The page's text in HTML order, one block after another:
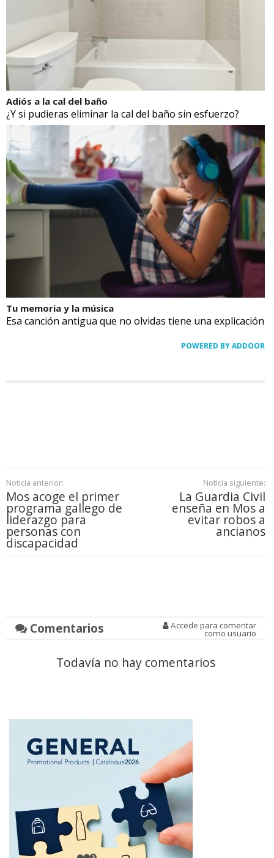
Adiós a la cal del baño
¿Y si pudieras eliminar la cal del baño sin esfuerzo?
Tu memoria y la música
Esa canción antigua que no olvidas tiene una explicación
POWERED BY ADDOOR
Noticia anterior:
Mos acoge el primer
programa gallego de
liderazgo para
personas con
discapacidad
Noticia siguiente:
La Guardia Civil
enseña en Mos a
evitar robos a
ancianos
Comentarios Accede para comentar
como usuario
Todavía no hay comentarios